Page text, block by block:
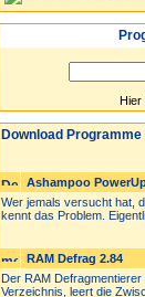
Hier
Download
Ashampoo
Wer jemals versucht hat,
kennt das Problem.
RAM Defrag 2.84
Der RAM
Verzeichnis, leert die